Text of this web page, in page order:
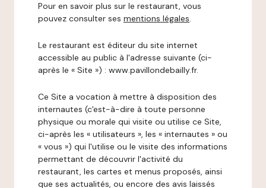
Pour en savoir plus sur le restaurant, vous
pouvez consulter ses mentions légales.
Le restaurant est éditeur du site internet
accessible au public à l'adresse suivante (ci-
après le « Site ») : www.pavillondebailly.fr.
Ce Site a vocation à mettre à disposition des
internautes (c'est-à-dire à toute personne
physique ou morale qui visite ou utilise ce Site,
ci-après les « utilisateurs », les « internautes » ou
« vous ») qui l'utilise ou le visite des informations
permettant de découvrir l'activité du
restaurant, les cartes et menus proposés, ainsi
que ses actualités, ou encore des avis laissés